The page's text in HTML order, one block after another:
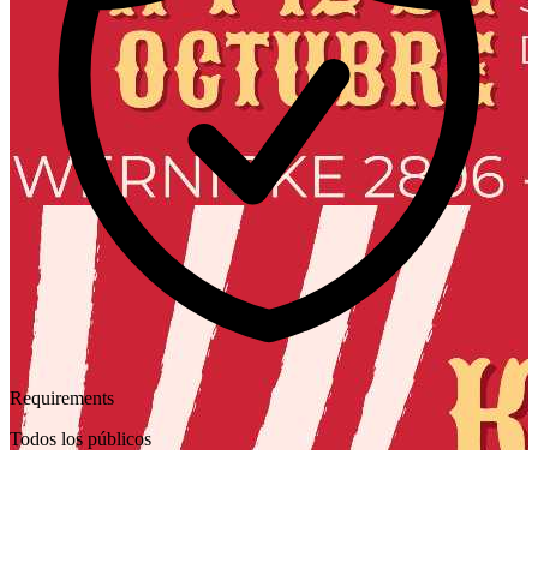
Requirements
Todos los públicos